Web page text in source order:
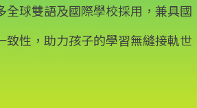
全球雙語及國際學校採用，兼具國
致性，助力孩子的學習無縫接軌世